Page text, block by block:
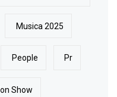
Musica 2025
People Pr
Show